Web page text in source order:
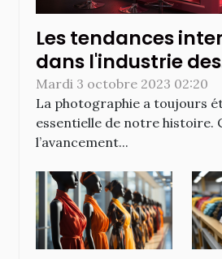
Les tendances
dans l'industrie des
photobooths: le cas
Montréal
Mardi 3 octobre 2023 02:20
La photographie a toujours
essentielle de notre histoire.
l’avancement...